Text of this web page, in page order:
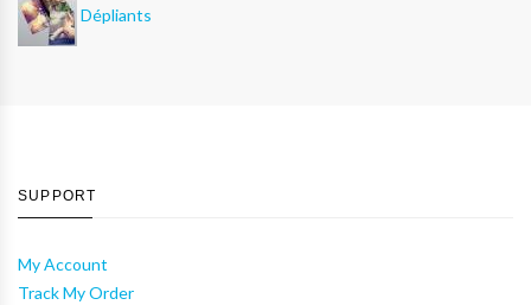
Dépliants
SUPPORT
My Account
Track My Order